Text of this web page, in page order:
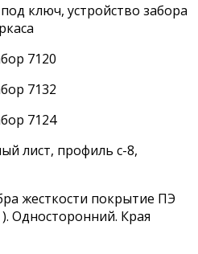
ключ, устройство забора
7120
7132
7124
лист, профиль с-8,
жесткости покрытие ПЭ
Односторонний. Края